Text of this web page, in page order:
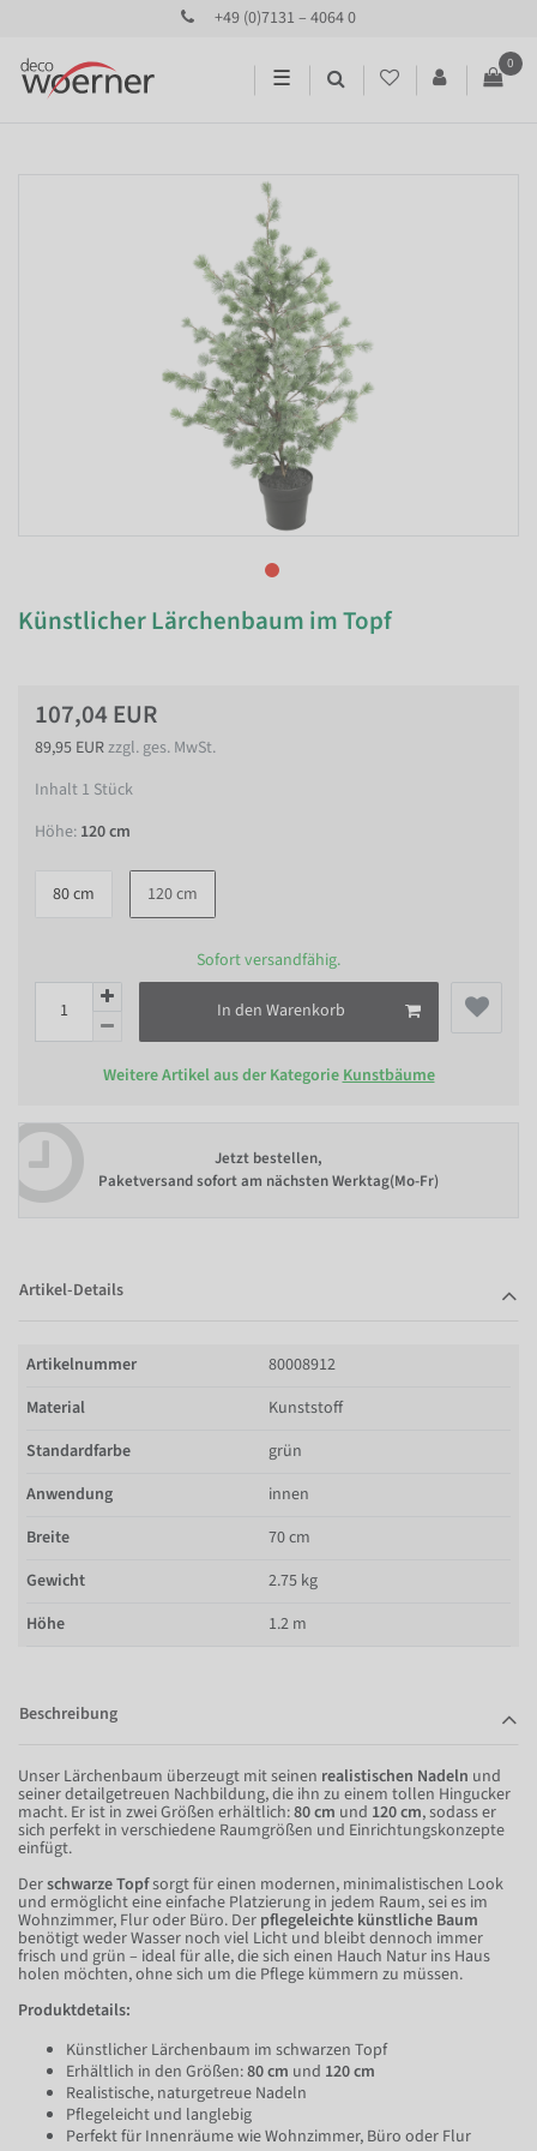
+49 (0)7131 – 4064 0
☰
0
Künstlicher Lärchenbaum im Topf
107,04 EUR
89,95 EURzzgl. ges. MwSt.
Inhalt 1 Stück
Höhe: 120 cm
80 cm 120 cm
Sofort versandfähig.
In den Warenkorb
Weitere Artikel aus der Kategorie Kunstbäume
Jetzt bestellen,
Paketversand sofort am nächsten Werktag(Mo-Fr)
Artikel-Details
Artikelnummer
80008912
Material
Kunststoff
Standardfarbe
grün
Anwendung
innen
Breite
70 cm
Gewicht
2.75 kg
Höhe
1.2 m
Beschreibung
Unser Lärchenbaum überzeugt mit seinen realistischen Nadeln und
seiner detailgetreuen Nachbildung, die ihn zu einem tollen Hingucker
macht. Er ist in zwei Größen erhältlich:80 cm und 120 cm, sodass er
sich perfekt in verschiedene Raumgrößen und Einrichtungskonzepte
einfügt.
Derschwarze Topfsorgt für einen modernen, minimalistischen Look
und ermöglicht eine einfache Platzierung in jedem Raum, sei es im
Wohnzimmer, Flur oder Büro. Der pflegeleichte künstliche Baum
benötigt weder Wasser noch viel Licht und bleibt dennoch immer
frisch und grün – ideal für alle, die sich einen Hauch Natur ins Haus
holen möchten, ohne sich um die Pflege kümmern zu müssen.
Produktdetails:
Künstlicher Lärchenbaum im schwarzen Topf
Erhältlich in den Größen:80 cm und 120 cm
Realistische, naturgetreue Nadeln
Pflegeleicht und langlebig
Perfekt für Innenräume wie Wohnzimmer, Büro oder Flur